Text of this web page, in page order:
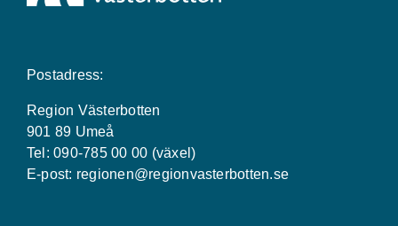
Postadress:
Region Västerbotten
901 89 Umeå
Tel: 090-785 00 00 (växel)
E-post: regionen@regionvasterbotten.se